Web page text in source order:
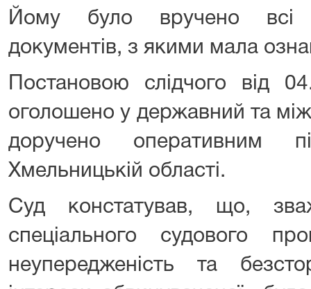
Йому було вручено всі
документів, з якими мала
Постановою слідчого від
оголошено у державний та
доручено оперативним
Хмельницькій області.
Суд констатував, що,
спеціального судового
неупередженість та